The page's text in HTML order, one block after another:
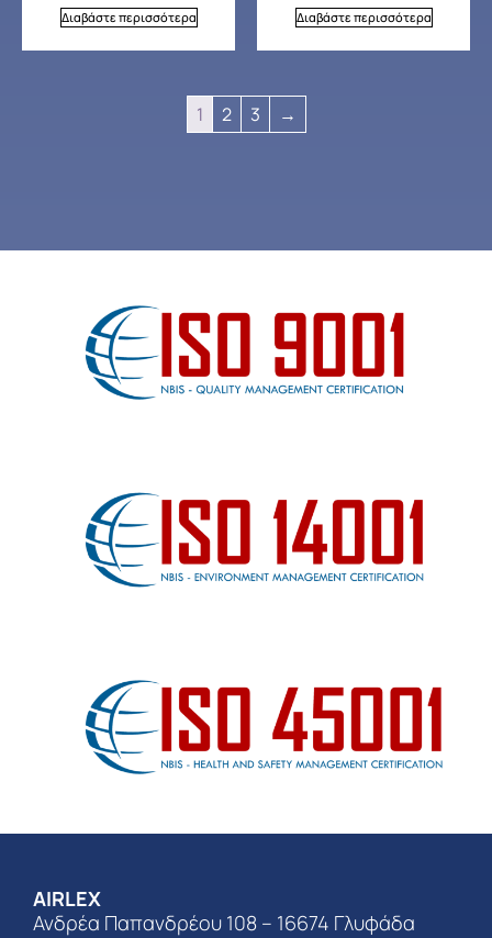
Διαβάστε περισσότερα Διαβάστε περισσότερα
1 2 3 →
AIRLEX
Ανδρέα Παπανδρέου 108 – 16674 Γλυφάδα